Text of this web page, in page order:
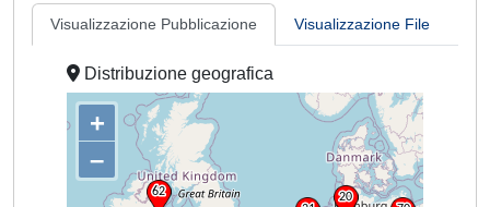
Visualizzazione Pubblicazione Visualizzazione File
Distribuzione geografica
+
–